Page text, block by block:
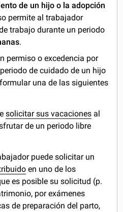
de un hijo o la adopción
permite al trabajador
trabajo durante un periodo
.
permiso o excedencia por
de cuidado de un hijo
una de las siguientes
solicitar sus vacaciones al
de un periodo libre
puede solicitar un
en uno de los
es posible su solicitud (p.
por exámenes
de preparación del parto,